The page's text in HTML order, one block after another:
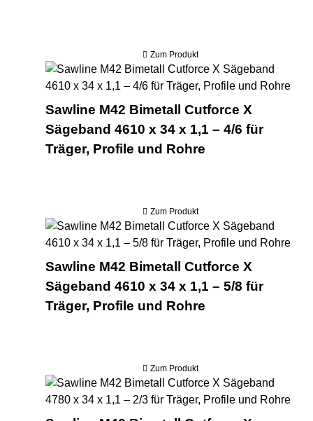
Zum Produkt
Sawline M42 Bimetall Cutforce X
Sägeband 4610 x 34 x 1,1 – 4/6 für
Träger, Profile und Rohre
Zum Produkt
Sawline M42 Bimetall Cutforce X
Sägeband 4610 x 34 x 1,1 – 5/8 für
Träger, Profile und Rohre
Zum Produkt